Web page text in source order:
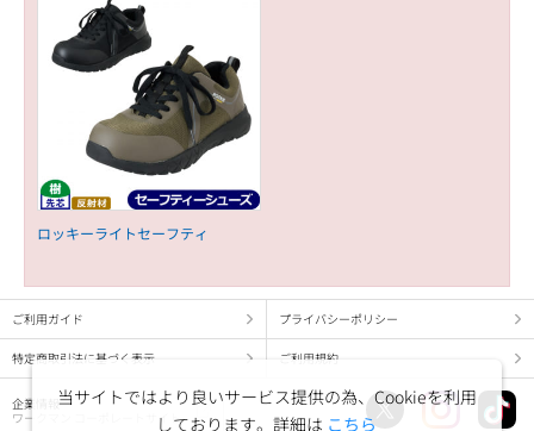
ロッキーライトセーフティ
ご利用ガイド プライバシーポリシー
特定商取引法に基づく表示 ご利用規約
企業情報
ワークマン コーポレートサイト
当サイトではより良いサービス提供の為、Cookieを利用
しております。詳細は こちら